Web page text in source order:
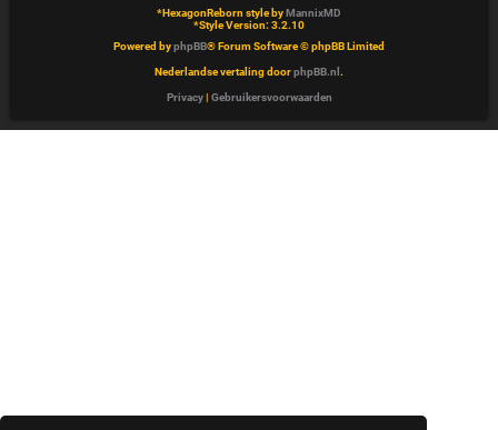
*HexagonReborn style byMannixMD
*Style Version: 3.2.10
Powered byphpBB® Forum Software © phpBB Limited
Nederlandse vertaling doorphpBB.nl .
Privacy| Gebruikersvoorwaarden